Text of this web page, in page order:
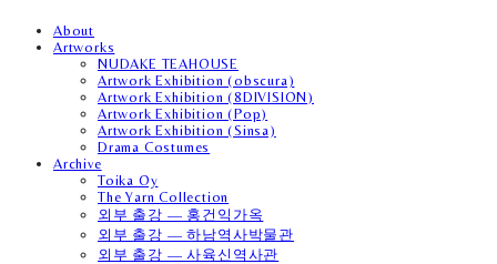
About
Artworks
NUDAKE TEAHOUSE
Artwork Exhibition (obscura)
Artwork Exhibition (8DIVISION)
Artwork Exhibition (Pop)
Artwork Exhibition (Sinsa)
Drama Costumes
Archive
Toika Oy
The Yarn Collection
외부 출강 — 홍건익가옥
외부 출강 — 하남역사박물관
외부 출강 — 사육신역사관